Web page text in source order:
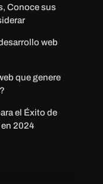
Conoce sus
web
que genere
el Éxito de
2024